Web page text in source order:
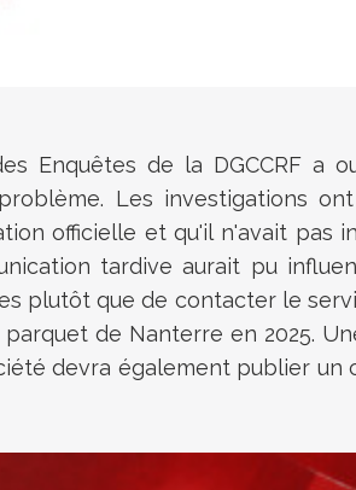
Enquêtes de la DGCCRF a
Les investigations
officielle et qu'il n'avait pas
tardive aurait pu
plutôt que de contacter le
de Nanterre en 2025.
devra également publier un